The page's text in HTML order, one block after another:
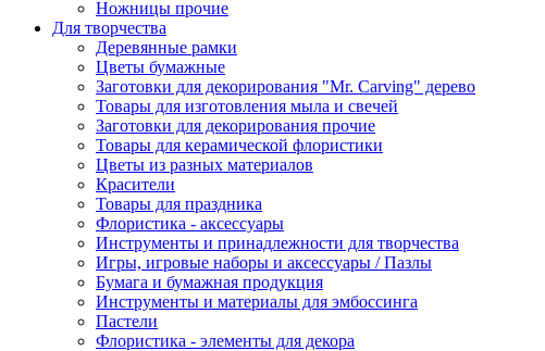
Ножницы прочие
Для творчества
Деревянные рамки
Цветы бумажные
Заготовки для декорирования "Mr. Carving" дерево
Товары для изготовления мыла и свечей
Заготовки для декорирования прочие
Товары для керамической флористики
Цветы из разных материалов
Красители
Товары для праздника
Флористика - аксессуары
Инструменты и принадлежности для творчества
Игры, игровые наборы и аксессуары / Пазлы
Бумага и бумажная продукция
Инструменты и материалы для эмбоссинга
Пастели
Флористика - элементы для декора